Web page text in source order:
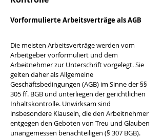
Vorformulierte Arbeitsverträge als AGB
Die meisten Arbeitsverträge werden vom
Arbeitgeber vorformuliert und dem
Arbeitnehmer zur Unterschrift vorgelegt. Sie
gelten daher als Allgemeine
Geschäftsbedingungen (AGB) im Sinne der §§
305 ff. BGB und unterliegen der gerichtlichen
Inhaltskontrolle. Unwirksam sind
insbesondere Klauseln, die den Arbeitnehmer
entgegen den Geboten von Treu und Glauben
unangemessen benachteiligen (§ 307 BGB).